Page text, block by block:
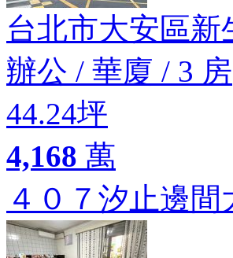
台北市大安區新
辦公 / 華廈 / 3 房
44.24坪
4,168 萬
４０７汐止邊間